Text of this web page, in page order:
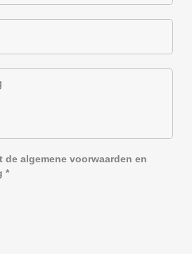
dealgemene voorwaarden en
*